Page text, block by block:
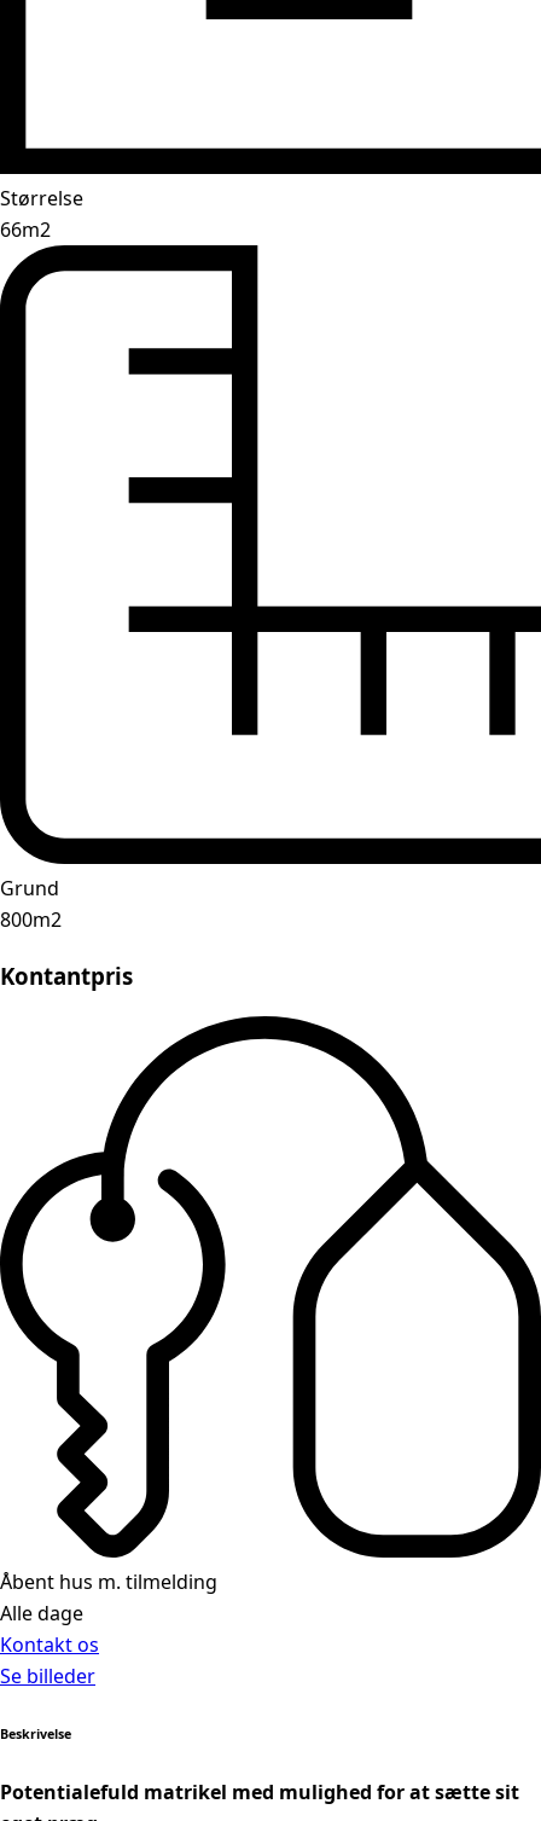
Størrelse
66m2
Grund
800m2
Kontantpris
Åbent hus m. tilmelding
Alle dage
Kontakt os
Se billeder
Beskrivelse
Potentialefuld matrikel med mulighed for at sætte sit